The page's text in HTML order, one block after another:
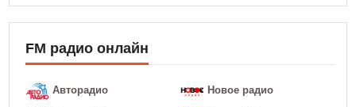
FM радио онлайн
Авторадио Новое радио